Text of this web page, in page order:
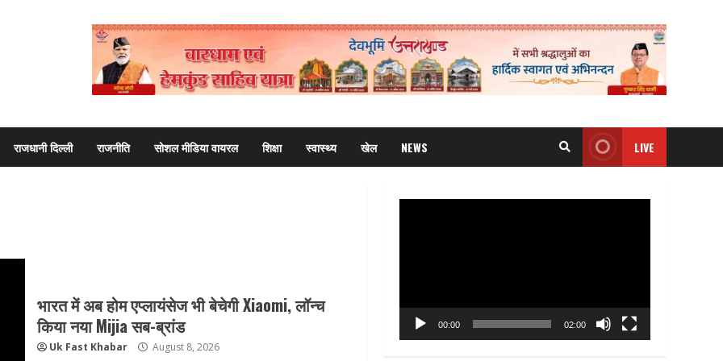
राजधानी दिल्ली राजनीति सोशल मीडिया वायरल शिक्षा स्वास्थ्य खेल NEWS LIVE
भारत में अब होम एप्लायंसेज भी बेचेगी Xiaomi, लॉन्च
किया नया Mijia सब-ब्रांड
Uk Fast Khabar August 8, 2026
00:00 02:00